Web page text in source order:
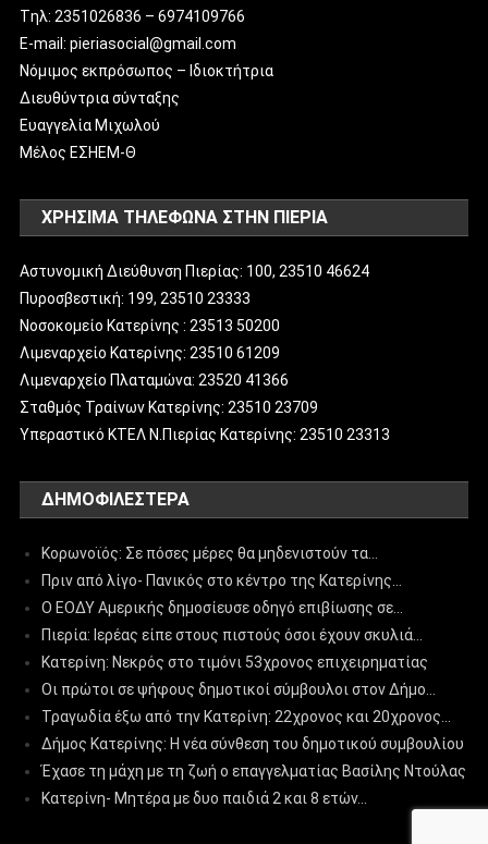
Tηλ: 2351026836 – 6974109766
E-mail: pieriasocial@gmail.com
Νόμιμος εκπρόσωπος – Ιδιοκτήτρια
Διευθύντρια σύνταξης
Ευαγγελία Μιχωλού
Μέλος ΕΣΗΕΜ-Θ
ΧΡΗΣΙΜΑ ΤΗΛΕΦΩΝΑ ΣΤΗΝ ΠΙΕΡΙΑ
Αστυνομική Διεύθυνση Πιερίας: 100, 23510 46624
Πυροσβεστική: 199, 23510 23333
Νοσοκομείο Κατερίνης : 23513 50200
Λιμεναρχείο Κατερίνης: 23510 61209
Λιμεναρχείο Πλαταμώνα: 23520 41366
Σταθμός Τραίνων Κατερίνης: 23510 23709
Υπεραστικό ΚΤΕΛ Ν.Πιερίας Κατερίνης: 23510 23313
ΔΗΜΟΦΙΛΈΣΤΕΡΑ
Κορωνοϊός: Σε πόσες μέρες θα μηδενιστούν τα…
Πριν από λίγο- Πανικός στο κέντρο της Κατερίνης…
Ο ΕΟΔΥ Αμερικής δημοσίευσε οδηγό επιβίωσης σε…
Πιερία: Ιερέας είπε στους πιστούς όσοι έχουν σκυλιά…
Κατερίνη: Νεκρός στο τιμόνι 53χρονος επιχειρηματίας
Οι πρώτοι σε ψήφους δημοτικοί σύμβουλοι στον Δήμο…
Τραγωδία έξω από την Κατερίνη: 22χρονος και 20χρονος…
Δήμος Κατερίνης: Η νέα σύνθεση του δημοτικού συμβουλίου
Έχασε τη μάχη με τη ζωή ο επαγγελματίας Βασίλης Ντούλας
Κατερίνη- Μητέρα με δυο παιδιά 2 και 8 ετών…